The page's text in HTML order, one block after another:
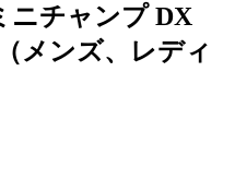
ニチャンプ DX
メンズ、レディ